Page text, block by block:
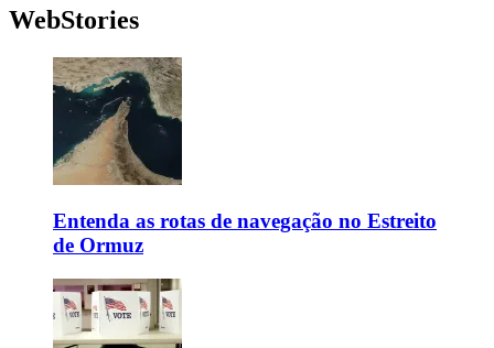
WebStories
Entenda as rotas de navegação no Estreito
de Ormuz